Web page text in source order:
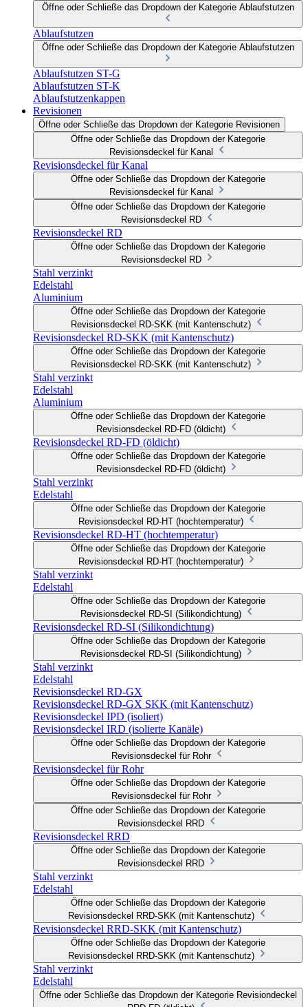
Öffne oder Schließe das Dropdown der Kategorie Ablaufstutzen
Ablaufstutzen
Öffne oder Schließe das Dropdown der Kategorie Ablaufstutzen
Ablaufstutzen ST-G
Ablaufstutzen ST-K
Ablaufstutzenkappen
Revisionen
Öffne oder Schließe das Dropdown der Kategorie Revisionen
Öffne oder Schließe das Dropdown der Kategorie
Revisionsdeckel für Kanal
Revisionsdeckel für Kanal
Öffne oder Schließe das Dropdown der Kategorie
Revisionsdeckel für Kanal
Öffne oder Schließe das Dropdown der Kategorie
Revisionsdeckel RD
Revisionsdeckel RD
Öffne oder Schließe das Dropdown der Kategorie
Revisionsdeckel RD
Stahl verzinkt
Edelstahl
Aluminium
Öffne oder Schließe das Dropdown der Kategorie
Revisionsdeckel RD-SKK (mit Kantenschutz)
Revisionsdeckel RD-SKK (mit Kantenschutz)
Öffne oder Schließe das Dropdown der Kategorie
Revisionsdeckel RD-SKK (mit Kantenschutz)
Stahl verzinkt
Edelstahl
Aluminium
Öffne oder Schließe das Dropdown der Kategorie
Revisionsdeckel RD-FD (öldicht)
Revisionsdeckel RD-FD (öldicht)
Öffne oder Schließe das Dropdown der Kategorie
Revisionsdeckel RD-FD (öldicht)
Stahl verzinkt
Edelstahl
Öffne oder Schließe das Dropdown der Kategorie
Revisionsdeckel RD-HT (hochtemperatur)
Revisionsdeckel RD-HT (hochtemperatur)
Öffne oder Schließe das Dropdown der Kategorie
Revisionsdeckel RD-HT (hochtemperatur)
Stahl verzinkt
Edelstahl
Öffne oder Schließe das Dropdown der Kategorie
Revisionsdeckel RD-SI (Silikondichtung)
Revisionsdeckel RD-SI (Silikondichtung)
Öffne oder Schließe das Dropdown der Kategorie
Revisionsdeckel RD-SI (Silikondichtung)
Stahl verzinkt
Edelstahl
Revisionsdeckel RD-GX
Revisionsdeckel RD-GX SKK (mit Kantenschutz)
Revisionsdeckel IPD (isoliert)
Revisionsdeckel IRD (isolierte Kanäle)
Öffne oder Schließe das Dropdown der Kategorie
Revisionsdeckel für Rohr
Revisionsdeckel für Rohr
Öffne oder Schließe das Dropdown der Kategorie
Revisionsdeckel für Rohr
Öffne oder Schließe das Dropdown der Kategorie
Revisionsdeckel RRD
Revisionsdeckel RRD
Öffne oder Schließe das Dropdown der Kategorie
Revisionsdeckel RRD
Stahl verzinkt
Edelstahl
Öffne oder Schließe das Dropdown der Kategorie
Revisionsdeckel RRD-SKK (mit Kantenschutz)
Revisionsdeckel RRD-SKK (mit Kantenschutz)
Öffne oder Schließe das Dropdown der Kategorie
Revisionsdeckel RRD-SKK (mit Kantenschutz)
Stahl verzinkt
Edelstahl
Öffne oder Schließe das Dropdown der Kategorie Revisiondeckel